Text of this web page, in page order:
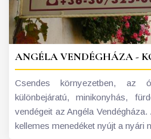
ANGÉLA VENDÉGHÁZA -
Csendes környezetben, az
különbejáratú, minikonyhás,
vendégeit az Angéla
kellemes menedéket nyújt a nyári